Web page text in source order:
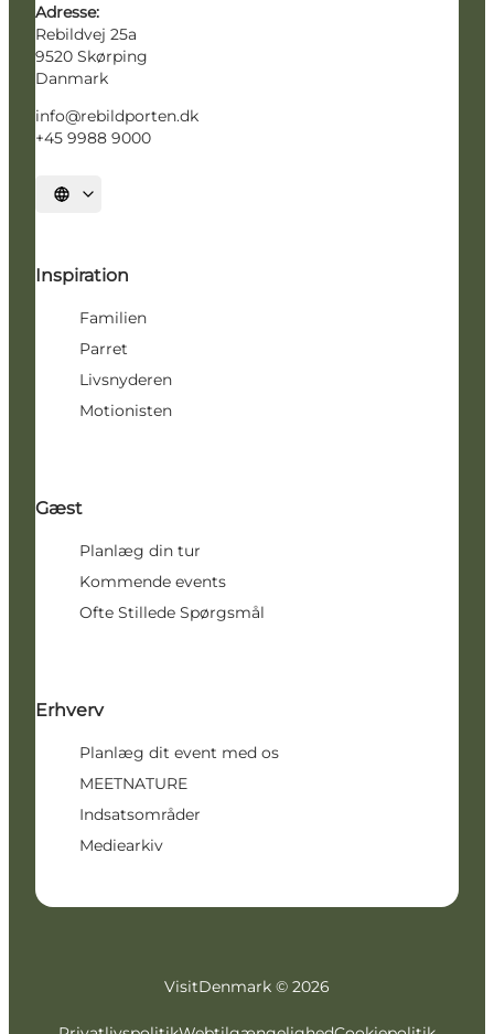
Adresse:
Rebildvej 25a
9520 Skørping
Danmark
info@rebildporten.dk
+45 9988 9000
Vælg sprog
Inspiration
Familien
Parret
Livsnyderen
Motionisten
Gæst
Planlæg din tur
Kommende events
Ofte Stillede Spørgsmål
Erhverv
Planlæg dit event med os
MEETNATURE
Indsatsområder
Mediearkiv
VisitDenmark © 2026